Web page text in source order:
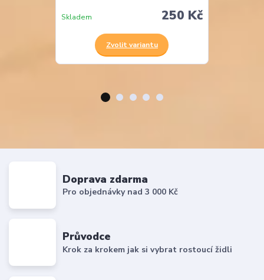
250 Kč
Skladem
Zvolit variantu
Doprava zdarma
Pro objednávky nad 3 000 Kč
Průvodce
Krok za krokem jak si vybrat rostoucí židli